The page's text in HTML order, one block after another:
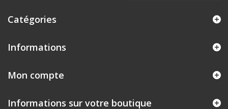
Catégories
Informations
Mon compte
Informations sur votre boutique